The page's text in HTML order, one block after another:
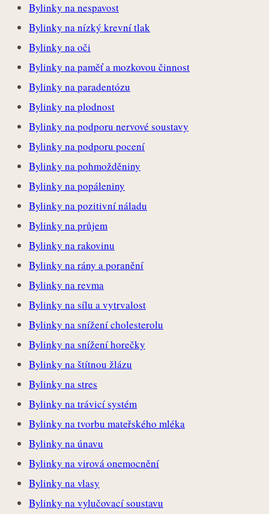
Bylinky na nespavost
Bylinky na nízký krevní tlak
Bylinky na oči
Bylinky na paměť a mozkovou činnost
Bylinky na paradentózu
Bylinky na plodnost
Bylinky na podporu nervové soustavy
Bylinky na podporu pocení
Bylinky na pohmožděniny
Bylinky na popáleniny
Bylinky na pozitivní náladu
Bylinky na průjem
Bylinky na rakovinu
Bylinky na rány a poranění
Bylinky na revma
Bylinky na sílu a vytrvalost
Bylinky na snížení cholesterolu
Bylinky na snížení horečky
Bylinky na štítnou žlázu
Bylinky na stres
Bylinky na trávicí systém
Bylinky na tvorbu mateřského mléka
Bylinky na únavu
Bylinky na virová onemocnění
Bylinky na vlasy
Bylinky na vylučovací soustavu